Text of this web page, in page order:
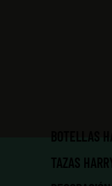
BOTELLAS
TAZAS